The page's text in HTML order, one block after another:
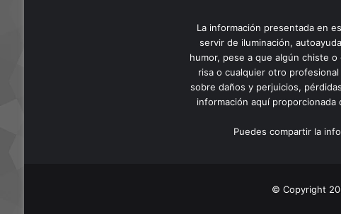
La información presentada en
servir de iluminación,
humor, pese a que algún chiste
risa o cualquier otro
sobre daños y perjuicios,
información aquí
Puedes compartir la
© Copyright